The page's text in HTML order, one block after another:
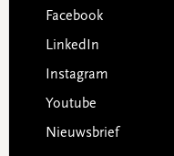
Facebook
LinkedIn
Instagram
Youtube
Nieuwsbrief